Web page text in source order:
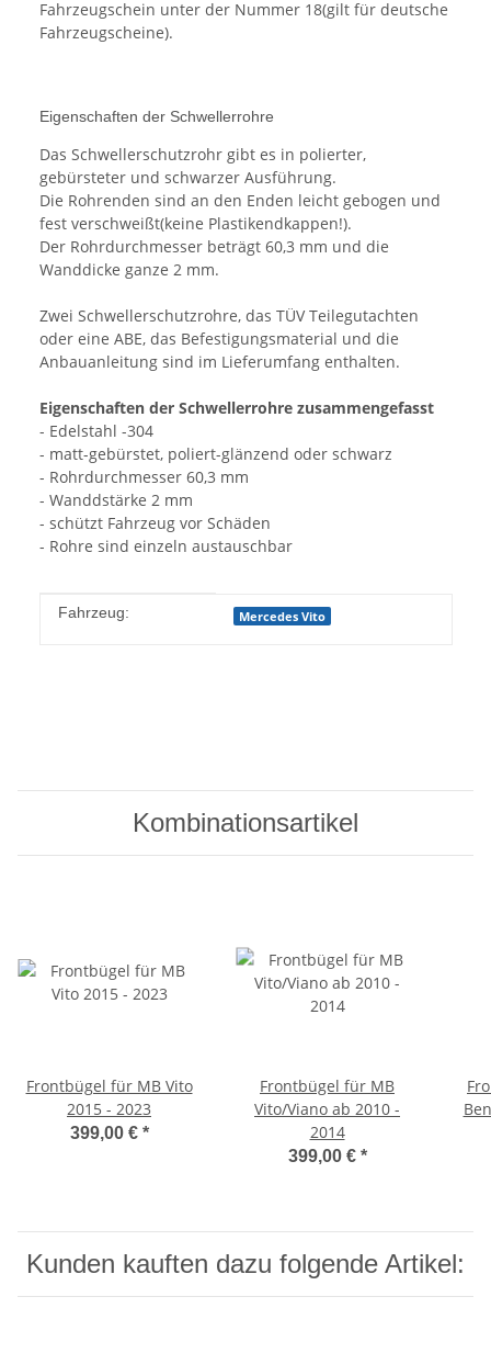
Fahrzeugschein unter der Nummer 18(gilt für deutsche
Fahrzeugscheine).
Eigenschaften der Schwellerrohre
Das Schwellerschutzrohr gibt es in polierter,
gebürsteter und schwarzer Ausführung.
Die Rohrenden sind an den Enden leicht gebogen und
fest verschweißt(keine Plastikendkappen!).
Der Rohrdurchmesser beträgt 60,3 mm und die
Wanddicke ganze 2 mm.
Zwei Schwellerschutzrohre, das TÜV Teilegutachten
oder eine ABE, das Befestigungsmaterial und die
Anbauanleitung sind im Lieferumfang enthalten.
Eigenschaften der Schwellerrohre zusammengefasst
- Edelstahl -304
- matt-gebürstet, poliert-glänzend oder schwarz
- Rohrdurchmesser 60,3 mm
- Wanddstärke 2 mm
- schützt Fahrzeug vor Schäden
- Rohre sind einzeln austauschbar
Produkteigenschaft
Wert
Fahrzeug: Mercedes Vito
Kombinationsartikel
Frontbügel für MB Vito
2015 - 2023
399,00 € *
Frontbügel für MB
Vito/Viano ab 2010 -
2014
399,00 € *
Kunden kauften dazu folgende Artikel: